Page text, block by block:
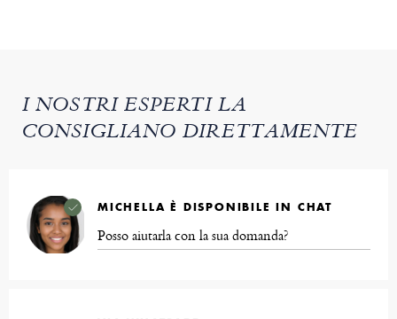
I NOSTRI ESPERTI LA
CONSIGLIANO DIRETTAMENTE
MICHELLA È DISPONIBILE IN CHAT
Posso aiutarla con la sua domanda?